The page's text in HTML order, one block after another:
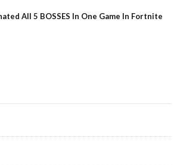
All 5 BOSSES In One Game In Fortnite